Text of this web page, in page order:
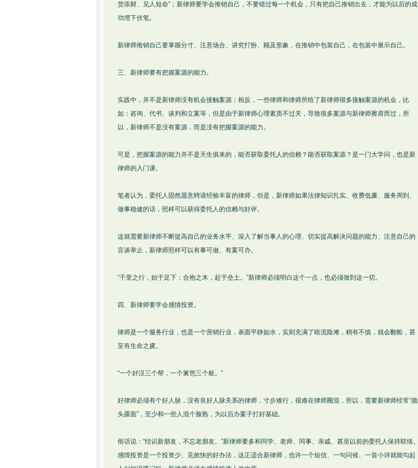
货添财、见人短命”；新律师要学会推销自己，不要错过每一个机会，只有把自己推销出去，才能为以后的成
功埋下伏笔。
新律师推销自己要掌握分寸、注意场合、讲究打扮、顾及形象，在推销中包装自己，在包装中展示自己。
三、新律师要有把握案源的能力。
实践中，并不是新律师没有机会接触案源；相反，一些律师和律师所给了新律师很多接触案源的机会，比
如：咨询、代书、谈判和立案等，但是由于新律师心理素质不过关，导致很多案源与新律师擦肩而过，所
以，新律师不是没有案源，而是没有把握案源的能力。
可是，把握案源的能力并不是天生俱来的，能否获取委托人的信赖？能否获取案源？是一门大学问，也是新
律师的入门课。
笔者认为，委托人固然愿意聘请经验丰富的律师，但是，新律师如果法律知识扎实、收费低廉、服务周到、
做事稳健的话，照样可以获得委托人的信赖与好评。
这就需要新律师不断提高自己的业务水平、深入了解当事人的心理、切实提高解决问题的能力、注意自己的
言谈举止，新律师照样可以有事可做、有案可办。
“千里之行，始于足下；合抱之木，起于垒土。”新律师必须明白这个一点，也必须做到这一切。
四、新律师要学会感情投资。
律师是一个服务行业，也是一个营销行业，表面平静如水，实则充满了暗流险滩，稍有不慎，就会翻船，甚
至有生命之虞。
“一个好汉三个帮，一个篱笆三个桩。”
好律师必须有个好人脉，没有良好人脉关系的律师，寸步难行，很难在律师圈混，所以，需要新律师经常“抛
头露面”，至少和一些人混个脸熟，为以后办案子打好基础。
俗话说：“结识新朋友，不忘老朋友。”新律师要多和同学、老师、同事、亲戚、甚至以前的委托人保持联络。
感情投资是一个投资少、见效快的好办法，这正适合新律师，也许一个短信、一句问候、一首小诗就能勾起